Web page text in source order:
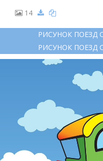
14
РИСУНОК ПОЕЗД
РИСУНОК ПОЕЗД